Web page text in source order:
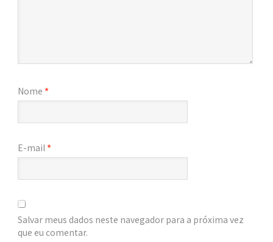
Nome *
E-mail*
Salvar meus dados neste navegador para a próxima vez
que eu comentar.